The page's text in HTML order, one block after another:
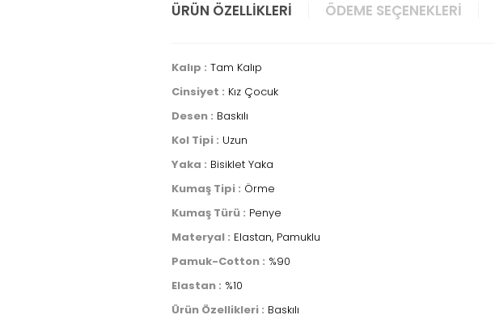
ÜRÜN ÖZELLIKLERI ÖDEME SEÇENEKLERI
Kalıp : Tam Kalıp
Cinsiyet : Kız Çocuk
Desen : Baskılı
Kol Tipi : Uzun
Yaka : Bisiklet Yaka
Kumaş Tipi : Örme
Kumaş Türü : Penye
Materyal : Elastan, Pamuklu
Pamuk-Cotton : %90
Elastan : %10
Ürün Özellikleri : Baskılı